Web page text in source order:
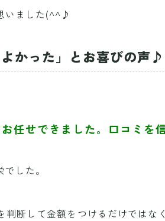
いました(^^♪
かった」とお喜びの声♪
任せできました。口コミを
した。
断して金額をつけるだけではなく